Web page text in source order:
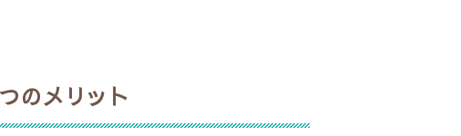
のメリット